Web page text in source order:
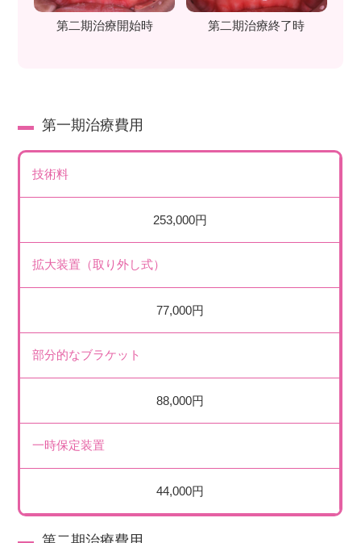
第二期治療開始時 第二期治療終了時
第一期治療費用
技術料
253,000円
拡大装置（取り外し式）
77,000円
部分的なブラケット
88,000円
一時保定装置
44,000円